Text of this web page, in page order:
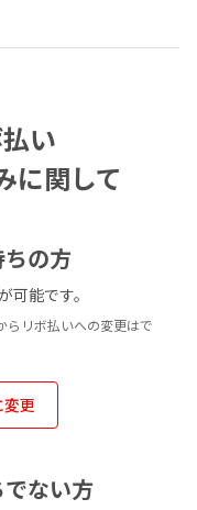
い
に関して
の方
可能です。
らリボ払いへの変更はで
更
ない方